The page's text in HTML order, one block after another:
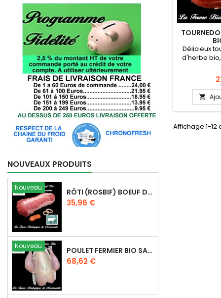
NOUVEAUX PRODUITS
Nouveau RÔTI (ROSBIF) BOEUF D'HERBE BIO (RUMSTEAK) 800G
Prix
35,96 €
Nouveau POULET FERMIER BIO SANS PEAU 2,5 KG
Prix
68,62 €
Délicieux
d'herbe
du
Viande
Normandie
race à
jours à

Affichage 1-